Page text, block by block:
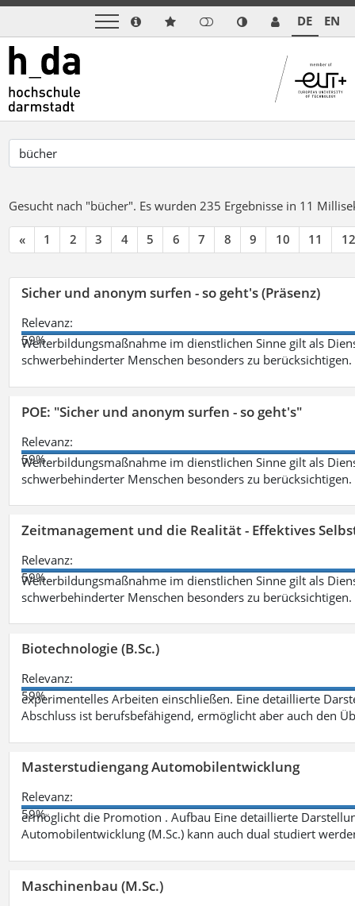
DE EN
Gesucht nach "bücher". Es wurden 235 Ergebnisse in 11
« 1 2 3 4 5 6 7 8 9 10 11 12
Sicher und anonym surfen - so geht's (Präsenz)
Relevanz:
59%
Weiterbildungsmaßnahme im dienstlichen Sinne gilt als
schwerbehinderter Menschen besonders zu berücksichtigen.
POE: "Sicher und anonym surfen - so geht's"
Relevanz:
59%
Weiterbildungsmaßnahme im dienstlichen Sinne gilt als
schwerbehinderter Menschen besonders zu berücksichtigen.
Zeitmanagement und die Realität - Effektives
Relevanz:
59%
Weiterbildungsmaßnahme im dienstlichen Sinne gilt als
schwerbehinderter Menschen besonders zu berücksichtigen.
Biotechnologie (B.Sc.)
Relevanz:
59%
experimentelles Arbeiten einschließen. Eine detaillierte
Abschluss ist berufsbefähigend, ermöglicht aber auch den
Masterstudiengang Automobilentwicklung
Relevanz:
59%
ermöglicht die Promotion . Aufbau Eine detaillierte
Automobilentwicklung (M.Sc.) kann auch dual studiert
Maschinenbau (M.Sc.)